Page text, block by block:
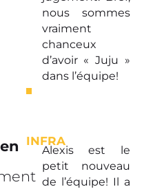
nous sommes
vraiment
chanceux
d’avoir « Juju »
dans l’équipe!
INFRA
Alexis est le
petit nouveau
de l’équipe! Il a